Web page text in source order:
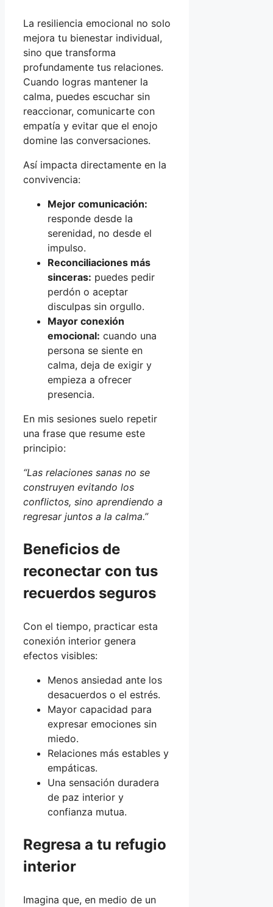
La resiliencia emocional no solo
mejora tu bienestar individual,
sino que transforma
profundamente tus relaciones.
Cuando logras mantener la
calma, puedes escuchar sin
reaccionar, comunicarte con
empatía y evitar que el enojo
domine las conversaciones.
Así impacta directamente en la
convivencia:
Mejor comunicación:
responde desde la
serenidad, no desde el
impulso.
Reconciliaciones más
sinceras: puedes pedir
perdón o aceptar
disculpas sin orgullo.
Mayor conexión
emocional: cuando una
persona se siente en
calma, deja de exigir y
empieza a ofrecer
presencia.
En mis sesiones suelo repetir
una frase que resume este
principio:
“Las relaciones sanas no se
construyen evitando los
conflictos, sino aprendiendo a
regresar juntos a la calma.”
Beneficios de
reconectar con tus
recuerdos seguros
Con el tiempo, practicar esta
conexión interior genera
efectos visibles:
Menos ansiedad ante los
desacuerdos o el estrés.
Mayor capacidad para
expresar emociones sin
miedo.
Relaciones más estables y
empáticas.
Una sensación duradera
de paz interior y
confianza mutua.
Regresa a tu refugio
interior
Imagina que, en medio de un